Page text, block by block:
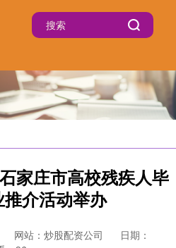
家庄市高校残疾人毕
介活动举办
网站：炒股配资公司
日期：